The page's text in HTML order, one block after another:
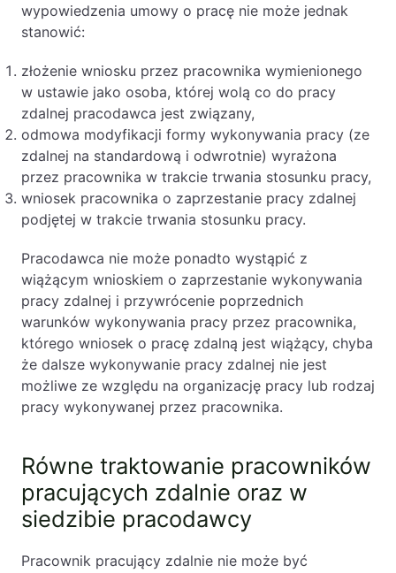
wypowiedzenia umowy o pracę nie może jednak
stanowić:
złożenie wniosku przez pracownika wymienionego
w ustawie jako osoba, której wolą co do pracy
zdalnej pracodawca jest związany,
odmowa modyfikacji formy wykonywania pracy (ze
zdalnej na standardową i odwrotnie) wyrażona
przez pracownika w trakcie trwania stosunku pracy,
wniosek pracownika o zaprzestanie pracy zdalnej
podjętej w trakcie trwania stosunku pracy.
Pracodawca nie może ponadto wystąpić z
wiążącym wnioskiem o zaprzestanie wykonywania
pracy zdalnej i przywrócenie poprzednich
warunków wykonywania pracy przez pracownika,
którego wniosek o pracę zdalną jest wiążący, chyba
że dalsze wykonywanie pracy zdalnej nie jest
możliwe ze względu na organizację pracy lub rodzaj
pracy wykonywanej przez pracownika.
Równe traktowanie pracowników
pracujących zdalnie oraz w
siedzibie pracodawcy
Pracownik pracujący zdalnie nie może być